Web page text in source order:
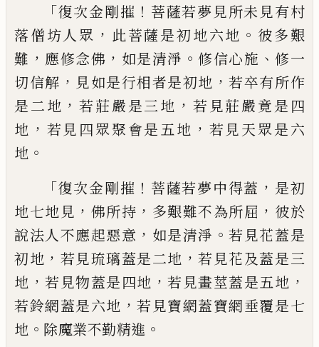
「復次金剛摧 ！ 菩薩若夢 見所未見有村
落僧坊人眾 ， 此菩薩是初地六地 。 彼多艱
難 ， 應修念佛 ， 如是清淨 。修信心施 、修一
切信解 ， 見如是行相者是初地 ，若卒有所作
是二地 ，若莊嚴是三地 ， 若見莊嚴竟是四
地 ， 若見四眾聚會是五地 ， 若見天眾是六
地 。
「復次金剛摧 ！ 菩薩若夢中得蓋 ， 是初
地七地 見 ， 佛所持 ， 多艱難不為所屈 ， 彼於
說法人不應起惡意 ， 如是清淨 。若見花蓋是
初地 ， 若見琉璃蓋是二地 ，若見花及蓋是三
地 ，若見物蓋是四地 ，若見畫莖蓋是五地 ，
若鈴網蓋是六地 ，若見寶網蓋寶網垂覆是七
地 。 除魔業不勤精進 。